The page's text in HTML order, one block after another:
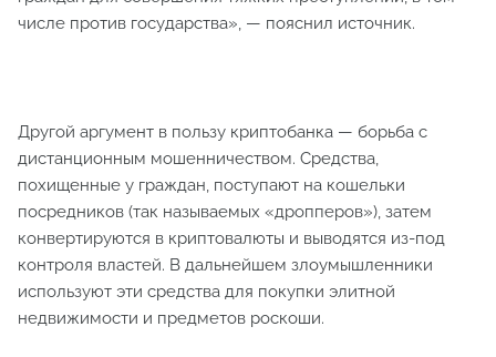
числе против государства», — пояснил источник.
Другой аргумент в пользу криптобанка — борьба с
дистанционным мошенничеством. Средства,
похищенные у граждан, поступают на кошельки
посредников (так называемых «дропперов»), затем
конвертируются в криптовалюты и выводятся из-под
контроля властей. В дальнейшем злоумышленники
используют эти средства для покупки элитной
недвижимости и предметов роскоши.